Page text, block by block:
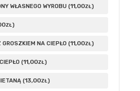
WŁASNEGO WYROBU (11,00ZŁ)
ZŁ)
GROSZKIEM NA CIEPŁO (11,00ZŁ)
(11,00ZŁ)
(13,00ZŁ)